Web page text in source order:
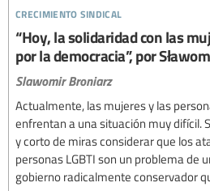
crecimiento sindical
“Hoy, la solidaridad con las
por la democracia”, por
Slawomir Broniarz
Actualmente, las mujeres y las
enfrentan a una situación muy difícil.
y corto de miras considerar que los
personas LGBTI son un problema de
gobierno radicalmente conservador